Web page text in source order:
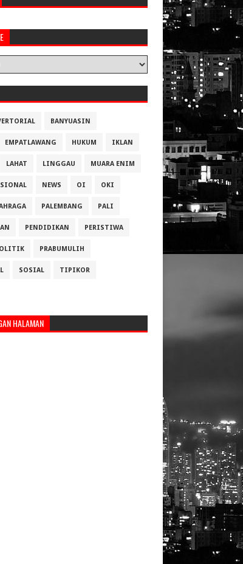
BANYUASIN
EMPATLAWANG HUKUM IKLAN
LAHAT LINGGAU MUARA ENIM
NEWS OI OKI
PALEMBANG PALI
PENDIDIKAN PERISTIWA
PRABUMULIH
SOSIAL TIPIKOR
HALAMAN